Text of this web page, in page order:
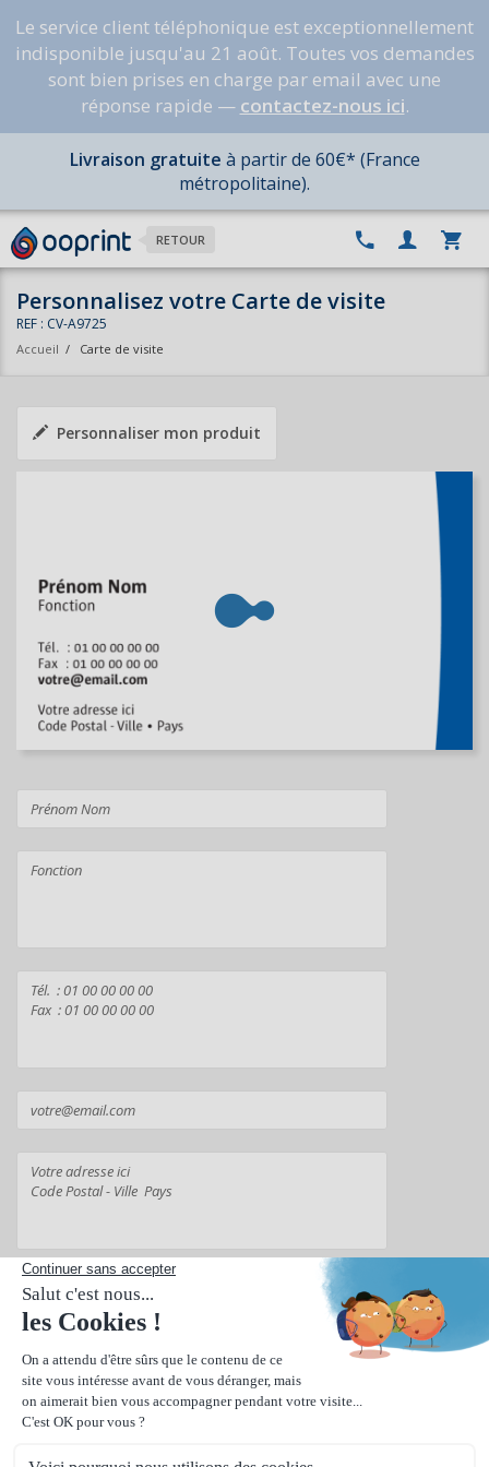
Le service client téléphonique est exceptionnellement
indisponible jusqu'au 21 août. Toutes vos demandes
sont bien prises en charge par email avec une
réponse rapide — contactez-nous ici.
Livraison gratuite à partir de 60€* (France
métropolitaine).
RETOUR
Personnalisez votre Carte de visite
REF : CV-A9725
Accueil / Carte de visite
Personnaliser mon produit
Suivant